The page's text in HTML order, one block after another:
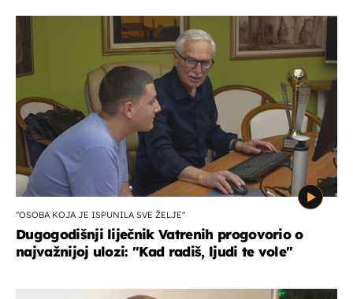
"OSOBA KOJA JE ISPUNILA SVE ŽELJE"
Dugogodišnji liječnik Vatrenih progovorio o
najvažnijoj ulozi: "Kad radiš, ljudi te vole"